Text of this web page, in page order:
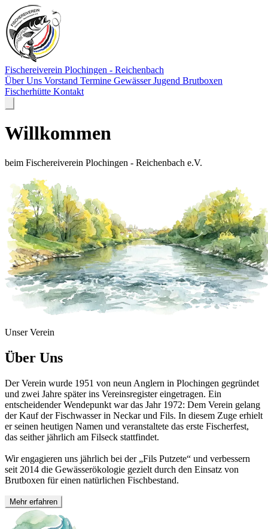
Fischereiverein Plochingen - Reichenbach
Über Uns Vorstand Termine Gewässer Jugend Brutboxen
Fischerhütte Kontakt
Willkommen
beim Fischereiverein Plochingen - Reichenbach e.V.
Unser Verein
Über Uns
Der Verein wurde 1951 von neun Anglern in Plochingen gegründet
und zwei Jahre später ins Vereinsregister eingetragen. Ein
entscheidender Wendepunkt war das Jahr 1972: Dem Verein gelang
der Kauf der Fischwasser in Neckar und Fils. In diesem Zuge erhielt
er seinen heutigen Namen und veranstaltete das erste Fischerfest,
das seither jährlich am Filseck stattfindet.
Wir engagieren uns jährlich bei der „Fils Putzete“ und verbessern
seit 2014 die Gewässerökologie gezielt durch den Einsatz von
Brutboxen für einen natürlichen Fischbestand.
Mehr erfahren